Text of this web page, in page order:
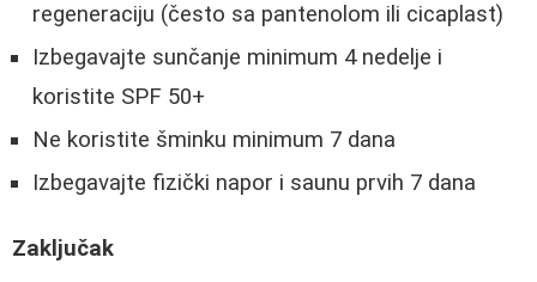
regeneraciju (često sa pantenolom ili cicaplast)
Izbegavajte sunčanje minimum 4 nedelje i
koristite SPF 50+
Ne koristite šminku minimum 7 dana
Izbegavajte fizički napor i saunu prvih 7 dana
Zaključak